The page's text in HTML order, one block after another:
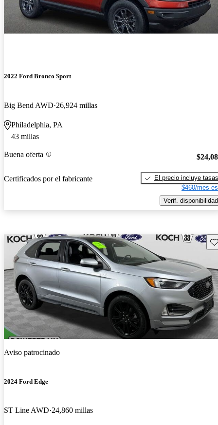
2022 Ford Bronco Sport
Big Bend AWD 26,924 millas
Philadelphia, PA
43 millas
Buena oferta
Certificados por el fabricante
El precio incluye tasas
$460/mes
Verif. disponibilidad
Aviso patrocinado
2024 Ford Edge
ST Line AWD 24,860 millas